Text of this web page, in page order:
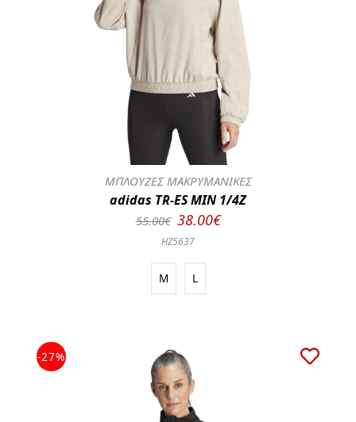
ΜΠΛΟΥΖΕΣ ΜΑΚΡΥΜΑΝΙΚΕΣ
adidas TR-ES MIN 1/4Z
55.00€ 38.00€
HZ5637
M L
-27%